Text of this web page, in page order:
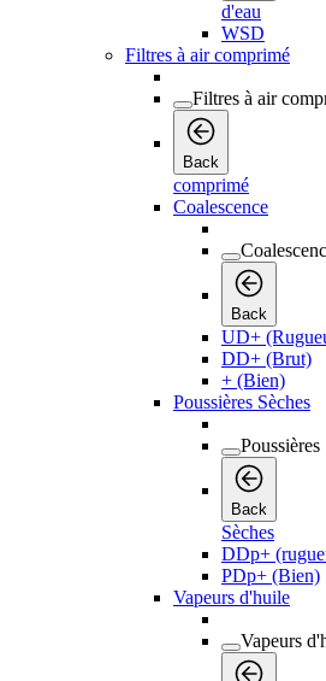
d'eau
WSD
Filtres à air comprimé
Filtres à air
Back
comprimé
Coalescence
Back
UD+
DD+ (Brut)
+ (Bien)
Poussières Sèches
Poussières
Back
Sèches
DDp+
PDp+ (Bien)
Vapeurs d'huile
Vapeurs